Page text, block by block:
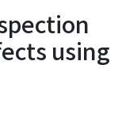
using